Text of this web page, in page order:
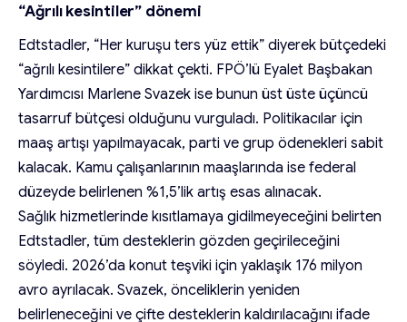
“Ağrılı kesintiler” dönemi
Edtstadler, “Her kuruşu ters yüz ettik” diyerek bütçedeki
“ağrılı kesintilere” dikkat çekti. FPÖ’lü Eyalet Başbakan
Yardımcısı Marlene Svazek ise bunun üst üste üçüncü
tasarruf bütçesi olduğunu vurguladı. Politikacılar için
maaş artışı yapılmayacak, parti ve grup ödenekleri sabit
kalacak. Kamu çalışanlarının maaşlarında ise federal
düzeyde belirlenen %1,5’lik artış esas alınacak.
Sağlık hizmetlerinde kısıtlamaya gidilmeyeceğini belirten
Edtstadler, tüm desteklerin gözden geçirileceğini
söyledi. 2026’da konut teşviki için yaklaşık 176 milyon
avro ayrılacak. Svazek, önceliklerin yeniden
belirleneceğini ve çifte desteklerin kaldırılacağını ifade